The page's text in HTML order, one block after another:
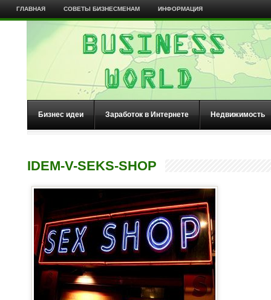
ГЛАВНАЯ СОВЕТЫ БИЗНЕСМЕНАМ ИНФОРМАЦИЯ
Бизнес идеи Заработок в Интернете Недвижимость
IDEM-V-SEKS-SHOP